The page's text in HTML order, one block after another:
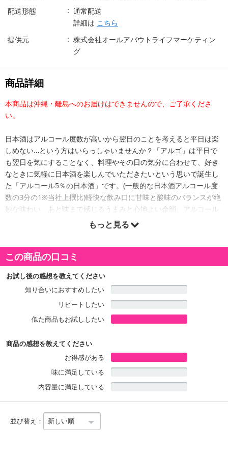
配送形態
通常配送
詳細は こちら
提供元
株式会社オールアバウトライフマーケティン
グ
商品詳細
本商品は沖縄・離島へのお届けはできませんので、ご了承くださ
い。
日本酒はアルコール度数が高いから翌日のことを考えると平日は楽
しめない…という方はいらっしゃいませんか？「アルゴ」は平日で
も翌日を気にすることなく、料理やその日の気分に合わせて、好き
なときに気軽に日本酒を楽しんでいただきたいという思いで誕生し
た「アルコール5％の日本酒」です。(一般的な日本酒アルコール度
数の3分の1※当社上撰比)軽快な飲み口に甘味と酸味のバランスが絶
妙な味わい、あと味まで感じるうまみと心地よい余韻。アルコール
度数が5％で、爽快感と奥行きのある味わいを感じていただけます。
栄養成分表示:(100mLあたり)1.熱量67kcal、2.たんぱく質0.4g、3.脂質0g、4.炭水化物9.5g、
5.食塩相当量0g
酒類区分: 清酒
もっと見る
この商品の口コミ
お試し後の感想を教えてください
知り合いにおすすめしたい
リピートしたい
似た商品もお試ししたい
商品の感想を教えてください
お得感がある
味に満足している
内容量に満足している
並び替え：